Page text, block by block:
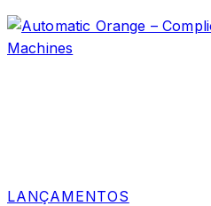
LANÇAMENTOS